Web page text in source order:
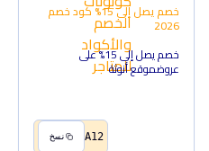
خصم يصل إلى 15% كود خصم
2026
خصم يصل إلى 15% على
عروضموقع أنوثة
A12 نسخ